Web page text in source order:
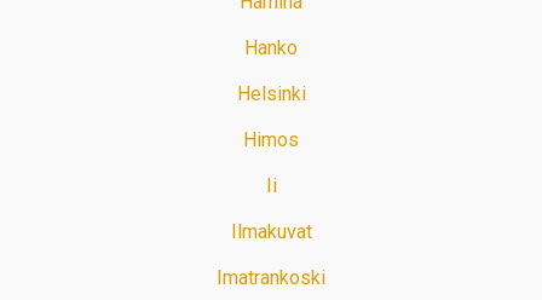
Hanko
Helsinki
Himos
Ii
Ilmakuvat
Imatrankoski